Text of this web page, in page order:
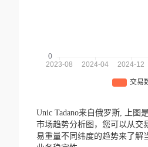
Unic Tadano来自俄罗斯,
上图
市场趋势分析图，您可以从交
易重量不同纬度的趋势来了解